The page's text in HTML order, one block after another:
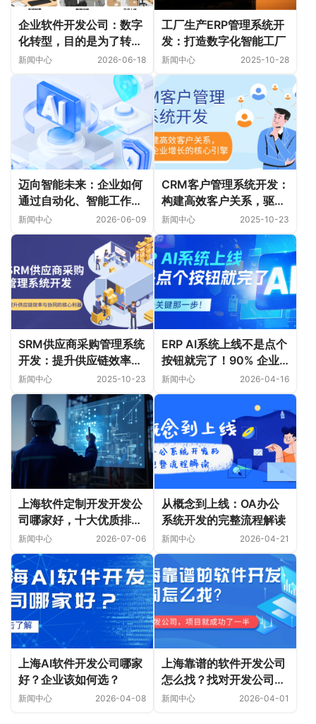
企业软件开发公司：数字
化转型，目的是为了转型
还是数字化？
新闻中心 2026-06-18
工厂生产ERP管理系统开
发：打造数字化智能工厂
新闻中心 2025-10-28
迈向智能未来：企业如何
通过自动化、智能工作流
与AI治理架构提升效率
新闻中心 2026-06-09
CRM客户管理系统开发：
构建高效客户关系，驱动
企业增长的核心引擎
新闻中心 2025-10-23
SRM供应商采购管理系统
开发：提升供应链效率与
协同的核心利器
新闻中心 2025-10-23
ERP AI系统上线不是点个
按钮就完了！90% 企业
上线就崩，就是少了最关
键那一步
新闻中心 2026-04-16
上海软件定制开发开发公
司哪家好，十大优质排行
榜推荐！
新闻中心 2026-07-06
从概念到上线：OA办公
系统开发的完整流程解读
新闻中心 2026-04-21
上海AI软件开发公司哪家
好？企业该如何选？
新闻中心 2026-04-08
上海靠谱的软件开发公司
怎么找？找对开发公司，
项目就成功了一半
新闻中心 2026-04-01